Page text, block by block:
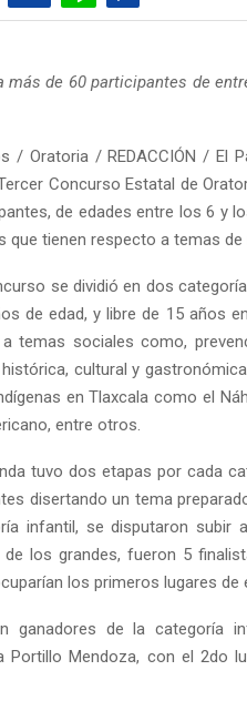
más de 60 participantes de
/ Oratoria / REDACCIÓN / El
Concurso Estatal de
de edades entre los 6 y
que tienen respecto a temas de
se dividió en dos
de edad, y libre de 15 años
temas sociales como,
cultural y
en Tlaxcala como el
entre otros.
tuvo dos etapas por cada
disertando un tema
infantil, se disputaron subir
de los grandes, fueron 5
los primeros lugares de
ganadores de la categoría
Portillo Mendoza, con el 2do